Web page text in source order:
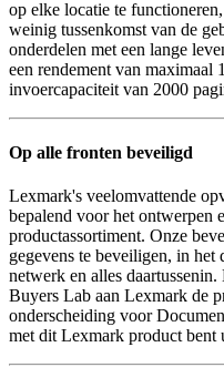
op elke locatie te
weinig tussenkomst van de
onderdelen met een lange
een rendement van maximaal
invoercapaciteit van 2000
Op alle fronten beveiligd
Lexmark's veelomvattende
bepalend voor het ontwerpen
productassortiment. Onze
gegevens te beveiligen, in het
netwerk en alles
Buyers Lab aan Lexmark de
onderscheiding voor
met dit Lexmark product bent